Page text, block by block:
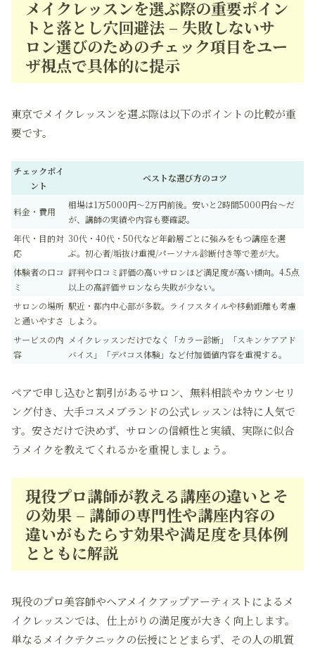
メイクレッスンを選ぶ際の重要ポイン
トと落とし穴回避法 – 失敗しないサ
ロン選びのためのチェック項目をユー
ザ視点で具体的に提示
東京でメイクレッスンを選ぶ際は以下のポイントの比較が重
要です。
チェックポイ
ント
ベストな選び方のコツ
料金・費用
相場は1万5000円〜2万円前後。安いと2時間5000円台～だ
が、講師の実績や内容も要確認。
年代・目的対
応
30代・40代・50代など年齢層ごとに強みをもつ講座を選
ぶ。初心者/垢抜け重視/パーソナル診断付き等で差が大。
体験者の口コ
ミ
評判や口コミ評価の高いサロンほど満足度が高い傾向。4.5点
以上の高評価サロンなら失敗が少ない。
サロンの場所
と通いやすさ
駅近・都内中心部が多数。ライフスタイルや移動距離も考慮
しよう。
サービスの内
容
メイクレッスンだけでなく「カラー診断」「スキンケアアド
バイス」「デパコス体験」など付加価値内容を重視する。
ペアで申し込むと割引があるサロン、無料相談やカウンセリ
ング付き、大手コスメブランドの公式レッスンは特に人気で
す。安さだけで決めず、サロンの信頼性と実績、実際に似合
うメイクを教えてくれるかを重視しましょう。
現役プロ講師が教える講座の違いとそ
の効果 – 講師の専門性や講座内容の
違いがもたらす効果や満足度を具体例
とともに解説
現役のプロ美容師やヘアメイクアップアーティストによるメ
イクレッスンでは、仕上がりの満足度が大きく向上します。
単なるメイクテクニックの伝授にとどまらず、その人の肌質